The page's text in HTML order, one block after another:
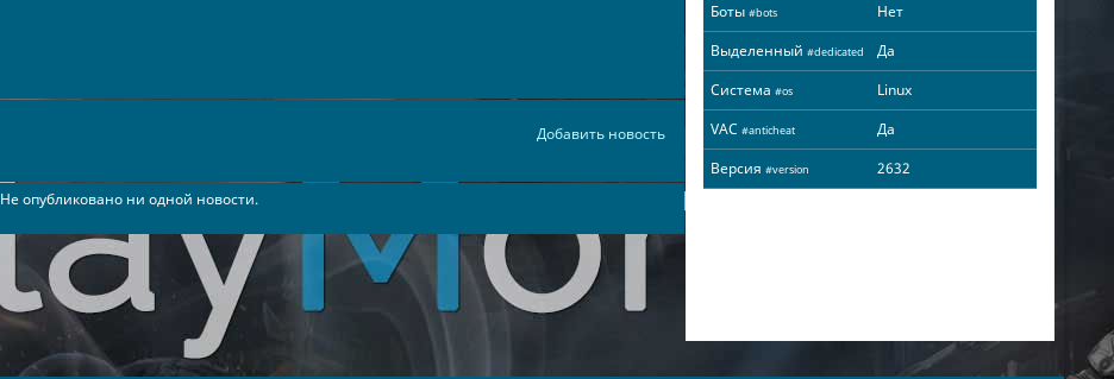
Добавить новость
Не опубликовано ни одной новости.
Боты #bots
Нет
Выделенный #dedicated
Да
Система #os
Linux
VAC #anticheat
Да
Версия #version 2632